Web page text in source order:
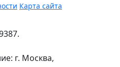
Карта сайта
г. Москва,